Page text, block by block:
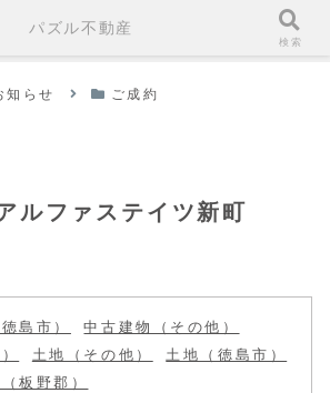
知らせ ご成約
ルファステイツ新町
島市）
中古建物（その他）
土地（その他）
土地（徳島市）
板野郡）
パズル不動産
検索